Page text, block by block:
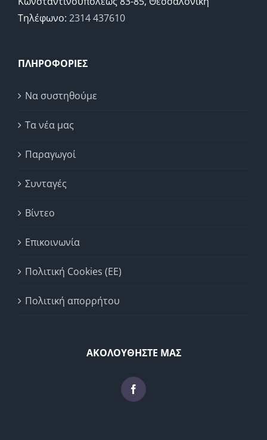
Τηλέφωνο: 2314 437610
ΠΛΗΡΟΦΟΡΙΕΣ
Να συστηθούμε
Τα νέα μας
Παραγωγοί
Συνταγές
Βίντεο
Επικοινωνία
Πολιτική Cookies (ΕΕ)
Πολιτική απορρήτου
ΑΚΟΛΟΥΘΗΣΤΕ ΜΑΣ